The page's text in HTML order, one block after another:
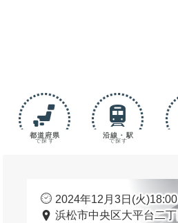
都道府県
で探す
沿線・駅
で探す
2024年12月3日(火)18:00
浜松市中央区大平台二